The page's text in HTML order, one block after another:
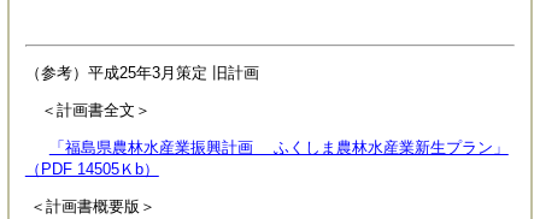
（参考）平成25年3月策定 旧計画
＜計画書全文＞
「福島県農林水産業振興計画 ふくしま農林水産業新生プラン」
（PDF 14505Ｋb）
＜計画書概要版＞